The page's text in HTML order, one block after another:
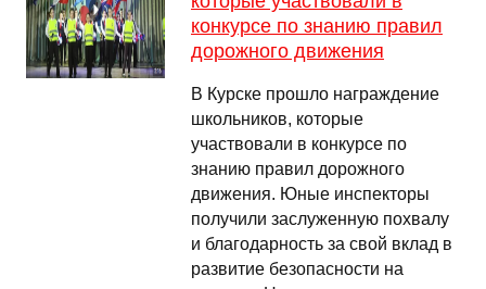
конкурсе по знанию правил
дорожного движения
В Курске прошло награждение
школьников, которые
участвовали в конкурсе по
знанию правил дорожного
движения. Юные инспекторы
получили заслуженную похвалу
и благодарность за свой вклад в
развитие безопасности на